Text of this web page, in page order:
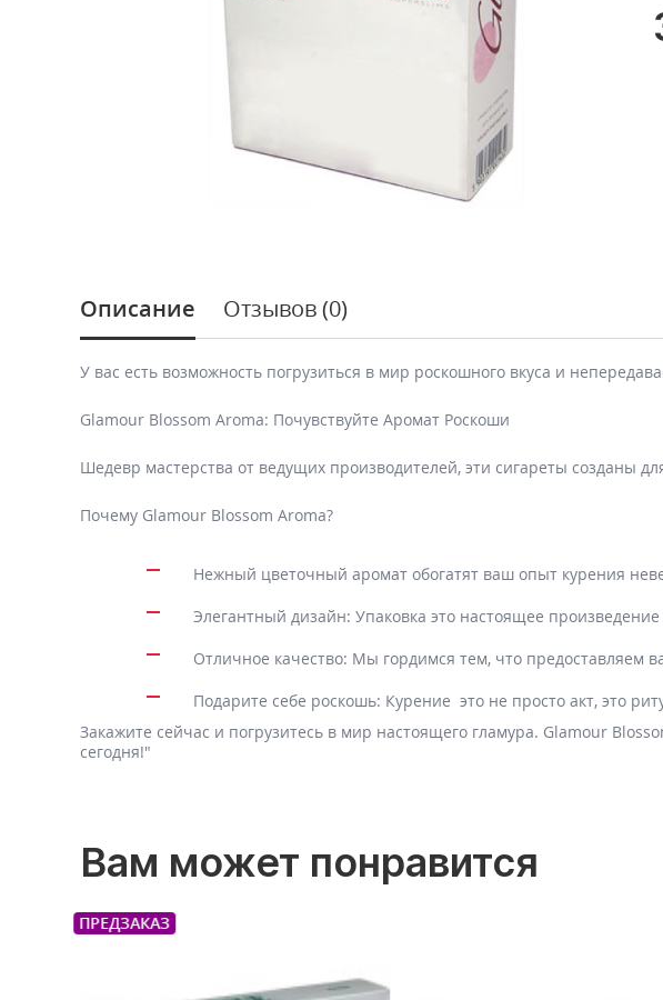
Описание Отзывов (0)
У вас есть возможность погрузиться в мир роскошного вкуса и
Glamour Blossom Aroma: Почувствуйте Аромат Роскоши
Шедевр мастерства от ведущих производителей, эти сигареты созданы
Почему Glamour Blossom Aroma?
Нежный цветочный аромат обогатят ваш опыт курения
Элегантный дизайн: Упаковка это настоящее
Отличное качество: Мы гордимся тем, что предоставляем
Подарите себе роскошь: Курение это не просто акт, это
Закажите сейчас и погрузитесь в мир настоящего гламура. Glamour
сегодня!"
Вам может понравится